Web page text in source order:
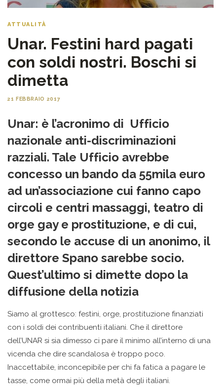
ATTUALITÀ
Unar. Festini hard pagati
con soldi nostri. Boschi si
dimetta
21 FEBBRAIO 2017
Unar: è l’acronimo di Ufficio
nazionale anti-discriminazioni
razziali. Tale Ufficio avrebbe
concesso un bando da 55mila euro
ad un’associazione cui fanno capo
circoli e centri massaggi, teatro di
orge gay e prostituzione, e di cui,
secondo le accuse di un anonimo, il
direttore Spano sarebbe socio.
Quest’ultimo si dimette dopo la
diffusione della notizia
Siamo al grottesco: festini, orge, prostituzione finanziati
con i soldi dei contribuenti italiani. Che il direttore
dell’UNAR si sia dimesso ci pare il minimo all’interno di una
vicenda che dire scandalosa è troppo poco.
Inaccettabile, inconcepibile per chi fa fatica a pagare le
tasse, come ormai più della metà degli italiani.